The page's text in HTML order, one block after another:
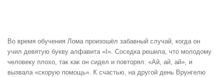
Во время обучения Лома произошёл забавный случай, когда он
учил девятую букву алфавита «I». Соседка решила, что молодому
человеку плохо, так как он сидел и повторял: «Ай, ай, ай», и
вызвала «скорую помощь». К счастью, на другой день Врунгелю